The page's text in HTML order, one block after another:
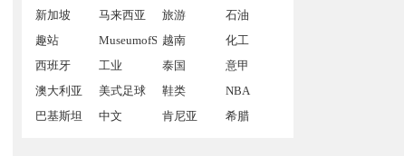
乐公司
新加坡 马来西亚 旅游
石油
趣站
MuseumofSex越南
化工
西班牙
工业 泰国
意甲
澳大利亚
美式足球 鞋类
NBA
巴基斯坦
中文 肯尼亚 希腊